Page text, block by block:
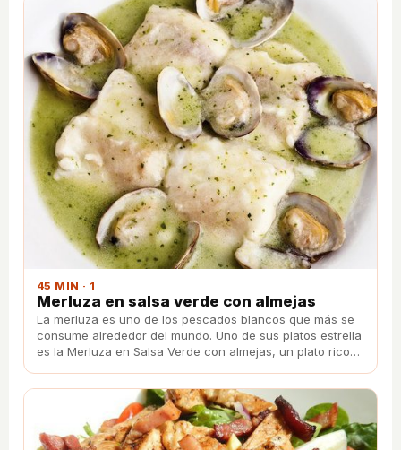
45 MIN · 1
Merluza en salsa verde con almejas
La merluza es uno de los pescados blancos que más se
consume alrededor del mundo. Uno de sus platos estrella
es la Merluza en Salsa Verde con almejas, un plato rico